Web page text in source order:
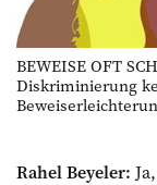
BEWEISE OFT
Diskriminierung
Rahel Beyeler: